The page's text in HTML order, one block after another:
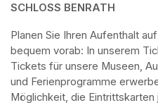
SCHLOSS BENRATH
Planen Sie Ihren Aufenthalt
bequem vorab: In unserem
Tickets für unsere Museen,
und Ferienprogramme
Möglichkeit, die